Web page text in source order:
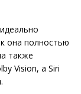
она полностью
также
Vision, а Siri